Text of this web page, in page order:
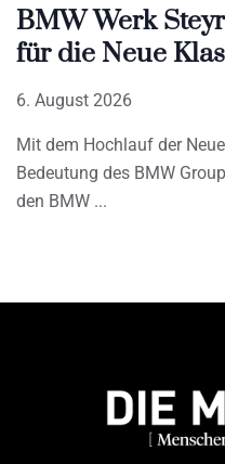
BMW Werk
für die Neue
6. August 2026
Mit dem Hochlauf der
Bedeutung des BMW
den BMW